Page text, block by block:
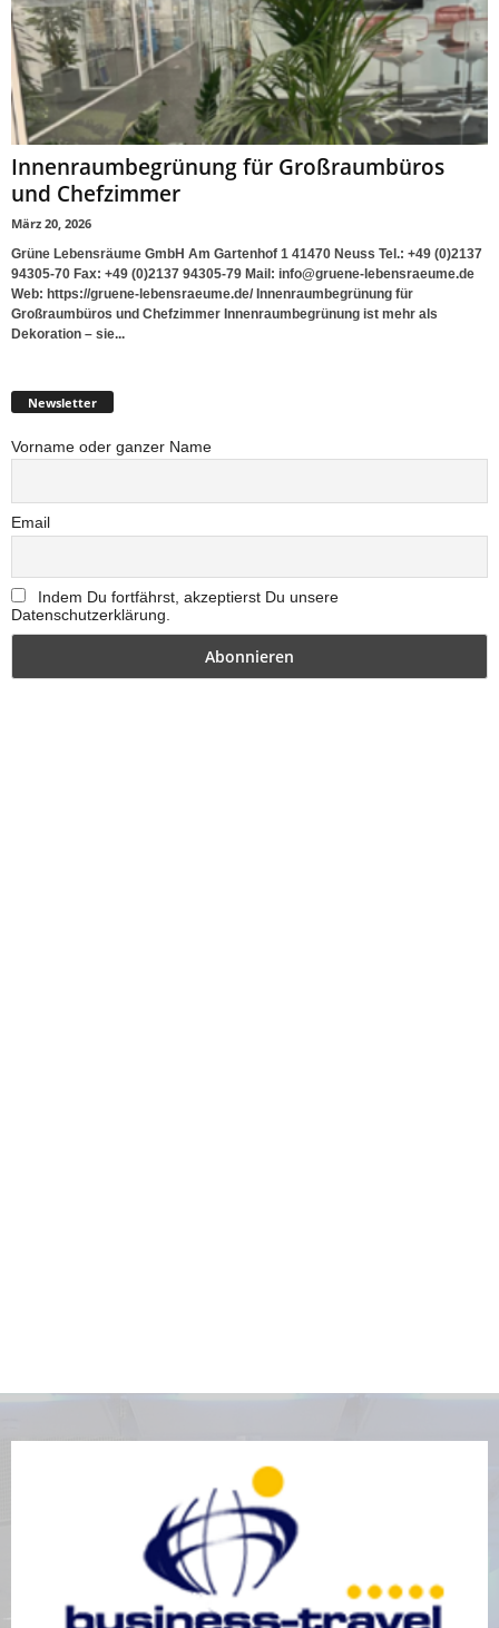
Innenraumbegrünung für Großraumbüros
und Chefzimmer
März 20, 2026
Grüne Lebensräume GmbH Am Gartenhof 1 41470 Neuss Tel.: +49 (0)2137
94305-70 Fax: +49 (0)2137 94305-79 Mail: info@gruene-lebensraeume.de
Web: https://gruene-lebensraeume.de/ Innenraumbegrünung für
Großraumbüros und Chefzimmer Innenraumbegrünung ist mehr als
Dekoration – sie...
Newsletter
Vorname oder ganzer Name
Email
Indem Du fortfährst, akzeptierst Du unsere
Datenschutzerklärung.